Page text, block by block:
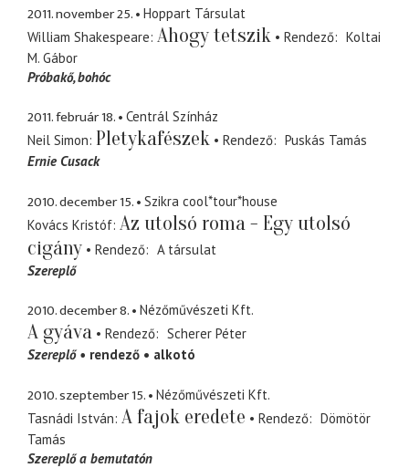
2011. november 25.
Hoppart Társulat
William Shakespeare Ahogy tetszik Rendező
Koltai
M. Gábor
Próbakő bohóc
2011. február 18.
Centrál Színház
Neil Simon Pletykafészek Rendező
Puskás Tamás
Ernie Cusack
2010. december 15.
Szikra cool*tour*house
Kovács Kristóf Az utolsó roma - Egy utolsó
cigány
Rendező
A társulat
Szereplő
2010. december 8. Nézőművészeti Kft.
A gyáva Rendező
Scherer Péter
Szereplő
rendező alkotó
2010. szeptember 15.
Nézőművészeti Kft.
Tasnádi István A fajok eredete Rendező
Dömötör
Tamás
Szereplő a bemutatón